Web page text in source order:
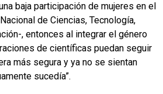
baja participación de mujeres en el
de Ciencias, Tecnología,
, entonces al integrar el género
de científicas puedan seguir
más segura y ya no se sientan
sucedía”.